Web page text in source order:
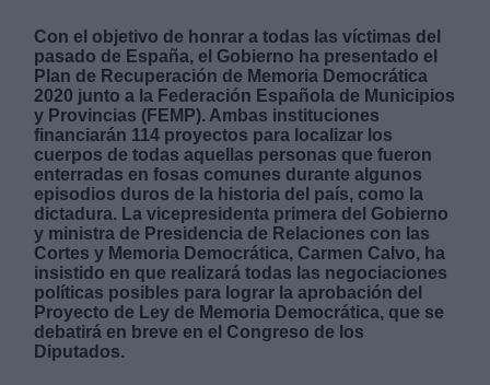
Con el objetivo de honrar a todas las víctimas del
pasado de España, el Gobierno ha presentado el
Plan de Recuperación de Memoria Democrática
2020 junto a la Federación Española de Municipios
y Provincias (FEMP). Ambas instituciones
financiarán 114 proyectos para localizar los
cuerpos de todas aquellas personas que fueron
enterradas en fosas comunes durante algunos
episodios duros de la historia del país, como la
dictadura. La vicepresidenta primera del Gobierno
y ministra de Presidencia de Relaciones con las
Cortes y Memoria Democrática, Carmen Calvo, ha
insistido en que realizará todas las negociaciones
políticas posibles para lograr la aprobación del
Proyecto de Ley de Memoria Democrática, que se
debatirá en breve en el Congreso de los
Diputados.
Derechos:
link
Información adicional
link